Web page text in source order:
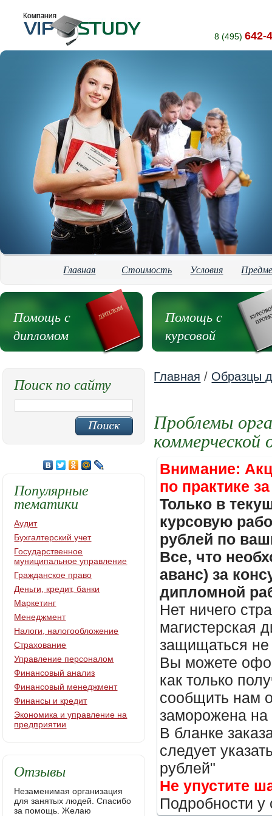
8 (495) 642-
Главная Стоимость Условия
Помощь с
дипломом
Помощь с
курсовой
Главная / Образцы
Проблемы
коммерческой
Внимание:
по практике
Только в
курсовую
рублей по
Все, что
аванс) за
дипломной
Нет ничего
магистерская
защищаться не
Вы можете
как только
сообщить нам
заморожена
В бланке
следует
рублей"
Не упустите
Подробности
Поиск по сайту
Популярные
тематики
Аудит
Бухгалтерский учет
Государственное
муниципальное управление
Гражданское право
Деньги, кредит, банки
Маркетинг
Менеджмент
Налоги, налогообложение
Страхование
Управление персоналом
Финансовый анализ
Финансовый менеджмент
Финансы и кредит
Экономика и управление на
предприятии
Отзывы
Незаменимая организация
для занятых людей. Спасибо
за помощь. Желаю